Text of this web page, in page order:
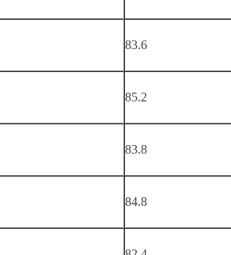
83.6
85.2
83.8
84.8